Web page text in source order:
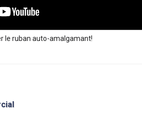
le ruban auto-amalgamant!